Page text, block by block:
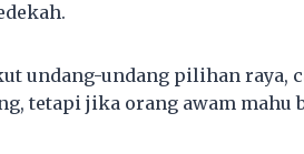
undang-undang pilihan
tetapi jika orang awam mahu